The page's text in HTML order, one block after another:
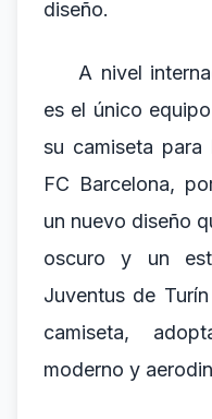
diseño.
A nivel
es el único
su camiseta para
FC Barcelona,
un nuevo diseño
oscuro y un
Juventus de
camiseta,
moderno y